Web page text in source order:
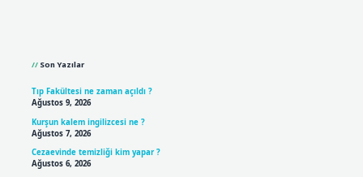
Son Yazılar
Tıp Fakültesi ne zaman açıldı ?
Ağustos 9, 2026
Kurşun kalem ingilizcesi ne ?
Ağustos 7, 2026
Cezaevinde temizliği kim yapar ?
Ağustos 6, 2026